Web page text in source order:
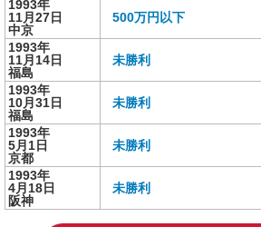
1993年
11月27日
中京
500万円以下
1993年
11月14日
福島
未勝利
1993年
10月31日
福島
未勝利
1993年
5月1日
京都
未勝利
1993年
4月18日
阪神
未勝利